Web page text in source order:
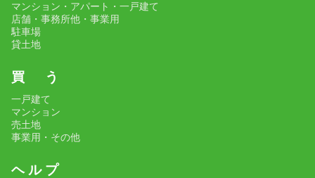
マンション・アパート・一戸建て
店舗・事務所他・事業用
駐車場
貸土地
買 う
一戸建て
マンション
売土地
事業用・その他
ヘ ル プ